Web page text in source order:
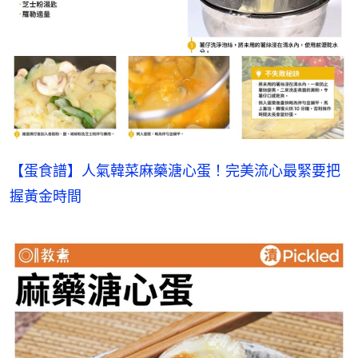
【蛋食譜】人氣韓菜麻藥溏心蛋！完美流心最緊要把
握黃金時間